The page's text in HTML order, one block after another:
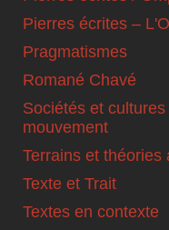
Pierres écrites –
Pragmatismes
Romané Chavé
Sociétés et
mouvement
Terrains et théories
Texte et Trait
Textes en contexte